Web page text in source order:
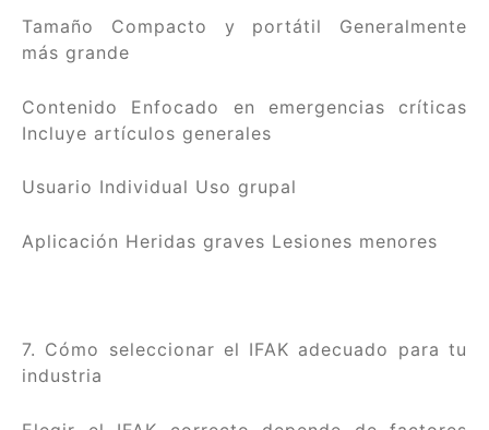
Tamaño Compacto y portátil Generalmente
más grande
Contenido Enfocado en emergencias críticas
Incluye artículos generales
Usuario Individual Uso grupal
Aplicación Heridas graves Lesiones menores
7. Cómo seleccionar el IFAK adecuado para tu
industria